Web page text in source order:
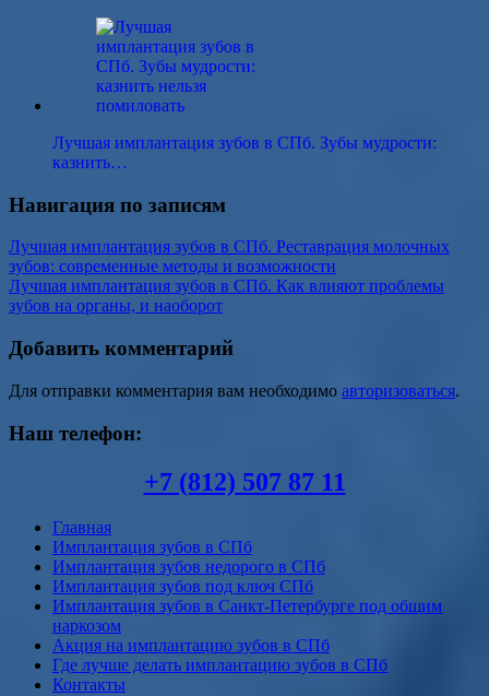
Лучшая имплантация зубов в СПб. Зубы мудрости:
казнить…
Навигация по записям
Лучшая имплантация зубов в СПб. Реставрация молочных
зубов: современные методы и возможности
Лучшая имплантация зубов в СПб. Как влияют проблемы
зубов на органы, и наоборот
Добавить комментарий
Для отправки комментария вам необходимо авторизоваться.
Наш телефон:
+7 (812) 507 87 11
Главная
Имплантация зубов в СПб
Имплантация зубов недорого в СПб
Имплантация зубов под ключ СПб
Имплантация зубов в Санкт-Петербурге под общим
наркозом
Акция на имплантацию зубов в СПб
Где лучше делать имплантацию зубов в СПб
Контакты